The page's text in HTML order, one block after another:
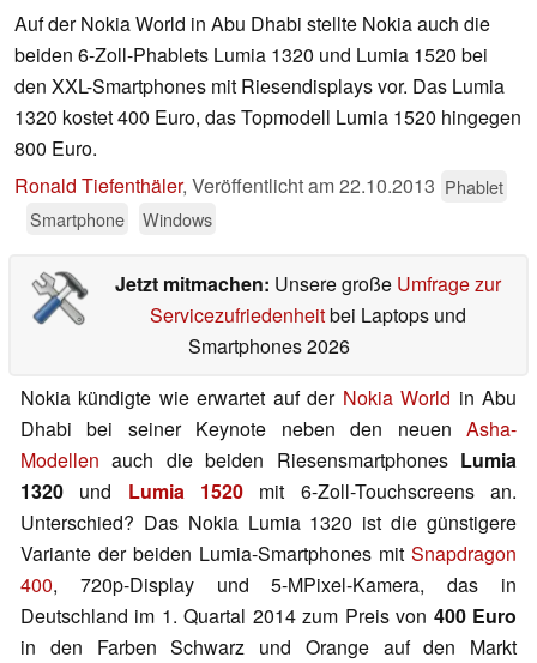
Auf der Nokia World in Abu Dhabi stellte Nokia auch die
beiden 6-Zoll-Phablets Lumia 1320 und Lumia 1520 bei
den XXL-Smartphones mit Riesendisplays vor. Das Lumia
1320 kostet 400 Euro, das Topmodell Lumia 1520 hingegen
800 Euro.
Ronald Tiefenthäler, Veröffentlicht am22.10.2013 Phablet
Smartphone
Windows
Jetzt mitmachen: Unsere große Umfrage zur
Servicezufriedenheitbei Laptops und
Smartphones 2026
Nokia kündigte wie erwartet auf der Nokia World in Abu
Dhabi bei seiner Keynote neben den neuen Asha-
Modellen auch die beiden Riesensmartphones Lumia
1320 und Lumia 1520 mit 6-Zoll-Touchscreens an.
Unterschied? Das Nokia Lumia 1320 ist die günstigere
Variante der beiden Lumia-Smartphones mit Snapdragon
400, 720p-Display und 5-MPixel-Kamera, das in
Deutschland im 1. Quartal 2014 zum Preis von 400 Euro
in den Farben Schwarz und Orange auf den Markt